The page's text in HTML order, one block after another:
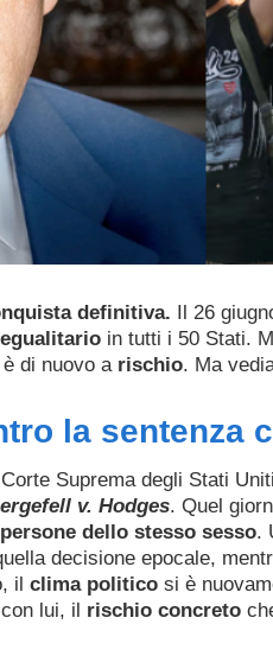
definitiva. Il 26
in tutti i 50 Stati.
di nuovo a rischio. Ma
la sentenza
Suprema degli Stati
v. Hodges. Quel
dello stesso sesso.
decisione epocale,
il clima politico si è
lui, il rischio concreto